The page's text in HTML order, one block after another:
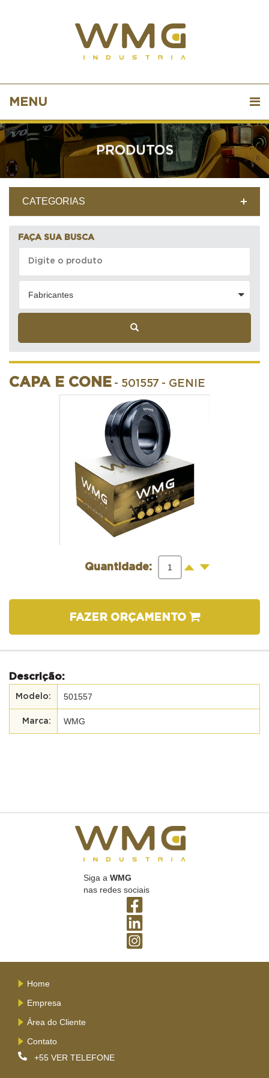
MENU
PRODUTOS
CATEGORIAS
FAÇA SUA BUSCA
Fabricantes
CAPA E CONE - 501557 - GENIE
Quantidade: + -
FAZER ORÇAMENTO
Descrição:
501557
WMG
Siga a WMG
nas redes sociais
Home
Empresa
Área do Cliente
Contato
+55 VER TELEFONE